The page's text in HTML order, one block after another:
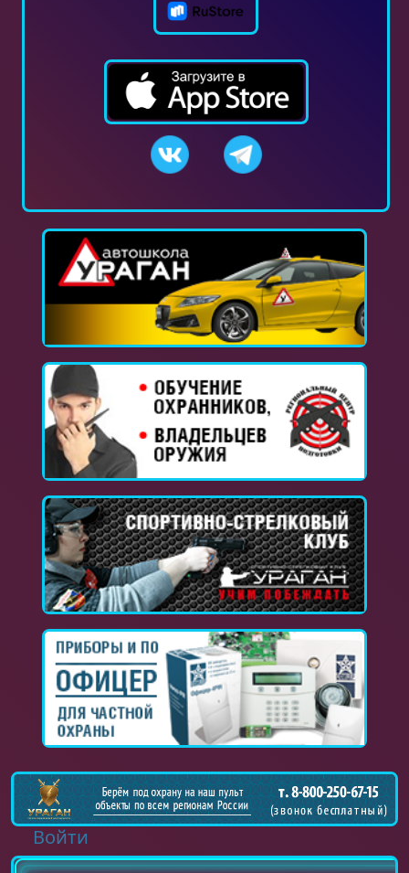
Войти